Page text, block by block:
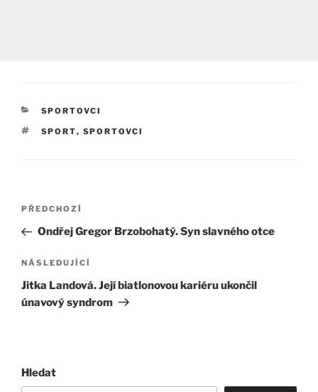
RUBRIKY
SPORTOVCI
ŠTÍTKY
SPORT, SPORTOVCI
Navigace
příspěvek
Předchozí
příspěvek
PŘEDCHOZÍ
Ondřej Gregor Brzobohatý. Syn slavného otce
Následující
příspěvek
NÁSLEDUJÍCÍ
Jitka Landová. Její biatlonovou kariéru ukončil
únavový syndrom
Hledat